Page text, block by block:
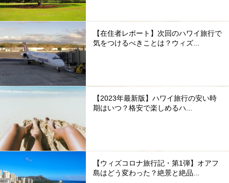
【在住者レポート】次回のハワイ旅行で
気をつけるべきことは？ウィズ...
【2023年最新版】ハワイ旅行の安い時
期はいつ？格安で楽しめるハ...
【ウィズコロナ旅行記・第1弾】オアフ
島はどう変わった？絶景と絶品...